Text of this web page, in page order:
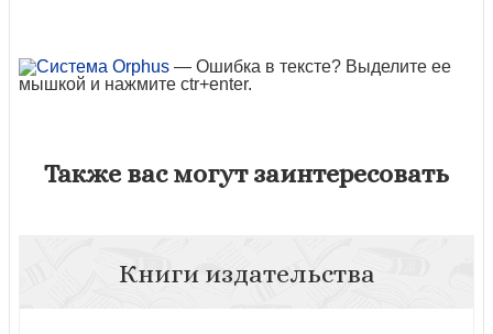
— Ошибка в тексте? Выделите ее
мышкой и нажмите ctr+enter.
Также вас могут заинтересовать
Книги издательства